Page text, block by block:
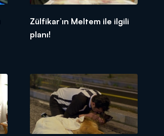
Zülfikar’ın Meltem ile ilgili
planı!